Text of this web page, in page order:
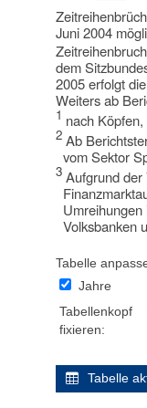
Juni 2004
dem
2005 erfolgt
Weiters ab
1 nach
2 Ab
vom Sektor
3 Aufgrund der
Volksbanken
Tabelle
Jahre
Tabellenkopf
fixieren:
Tabelle